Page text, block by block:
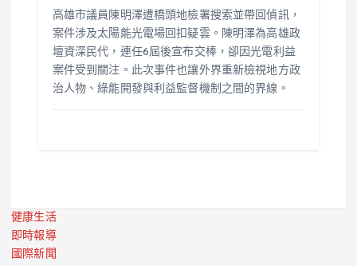
高雄市議員陳明澤遭橋頭地檢署搜索並帶回偵訊，
案件涉及太陽能光電場回扣疑雲。陳明澤為高雄政
壇資深民代，連任6屆後宣布交棒，卻因光電利益
案件受到關注。此次事件也讓外界重新檢視地方政
治人物、綠能開發與利益監督機制之間的界線。
健康生活
即時報導
國際新聞